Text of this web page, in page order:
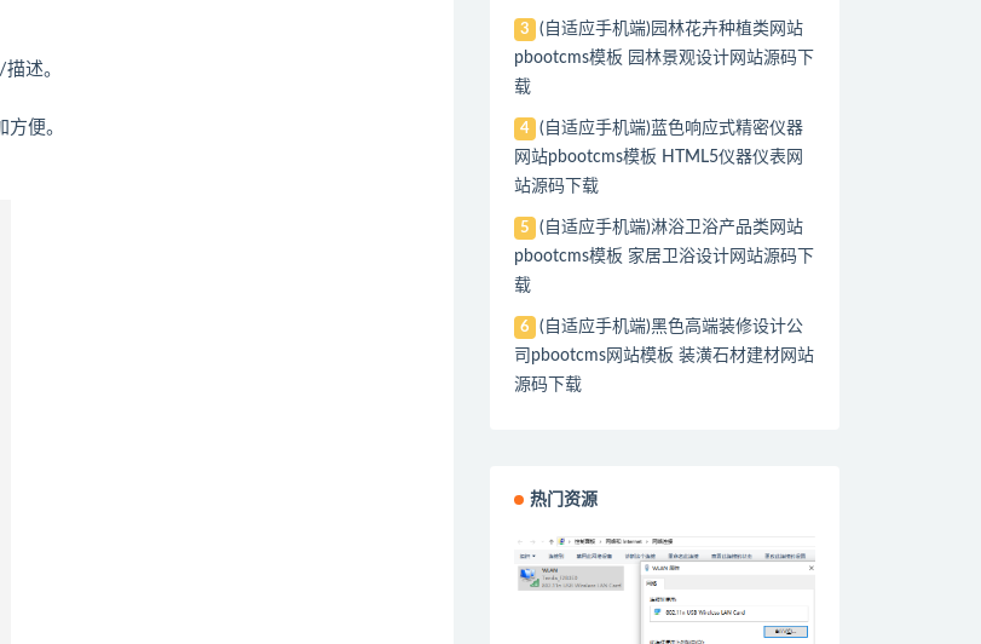
述。
便。
3
(自适应手机端)园林花卉种植类网站
pbootcms模板 园林景观设计网站源码下
载
4
(自适应手机端)蓝色响应式精密仪器
网站pbootcms模板 HTML5仪器仪表网
站源码下载
5
(自适应手机端)淋浴卫浴产品类网站
pbootcms模板 家居卫浴设计网站源码下
载
6
(自适应手机端)黑色高端装修设计公
司pbootcms网站模板 装潢石材建材网站
源码下载
热门资源